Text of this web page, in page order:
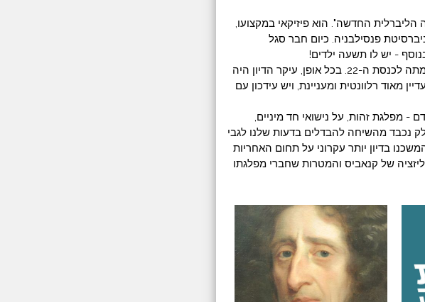
החדשה". הוא פיזיקאי במקצועו,
פנסילבניה. כיום חבר סגל
- יש לו תשעה ילדים!
מאז שהשיחה הזאת התקיימה, החליטה המפלגה שלא להגיש את רשימתה לכנסת ה-22. בכל אופן, עיקר הדיון היה
מאוד רלוונטית ומעניינת, ויש עידכון עם
- מפלגת זהות, על נישואי חד מיניים,
נכבד מהשיחה להבדלים בדעות שלנו לגבי
בדיון יותר עקרוני על תחום האחריות
של קנאביס והמטרות שחברי מפלגתו